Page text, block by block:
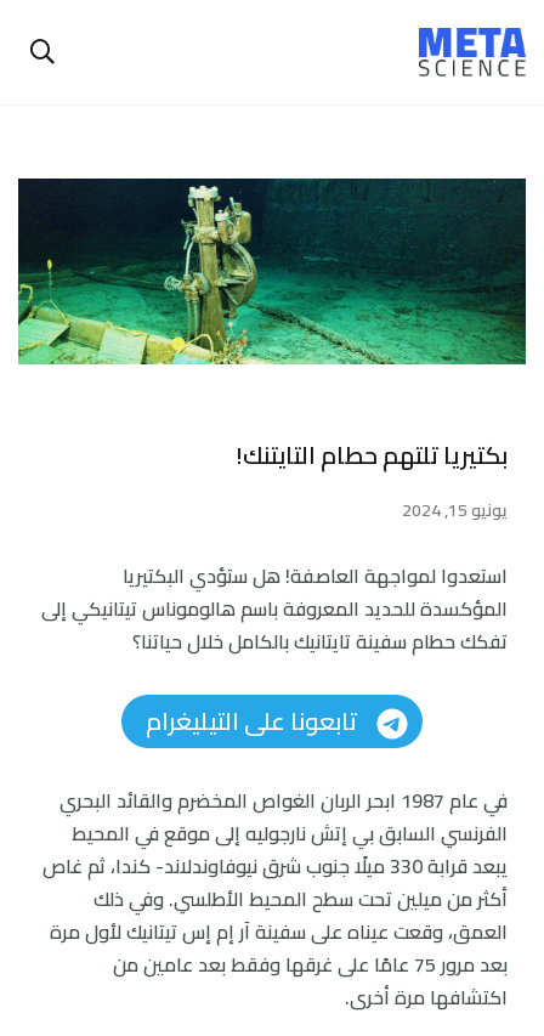
بكتيريا تلتهم حطام التايتنك!
يونيو 15, 2024
استعدوا لمواجهة العاصفة! هل ستؤدي البكتيريا
المؤكسدة للحديد المعروفة باسم هالوموناس تيتانيكي إلى
تفكك حطام سفينة تايتانيك بالكامل خلال حياتنا؟
تابعونا على التيليغرام
في عام 1987 ابحر الربان الغواص المخضرم والقائد البحري
الفرنسي السابق بي إتش نارجوليه إلى موقع في المحيط
يبعد قرابة 330 ميلًا جنوب شرق نيوفاوندلاند- كندا، ثم غاص
أكثر من ميلين تحت سطح المحيط الأطلسي. وفي ذلك
العمق، وقعت عيناه على سفينة آر إم إس تيتانيك لأول مرة
بعد مرور 75 عامًا على غرقها وفقط بعد عامين من
اكتشافها مرة أخرى.